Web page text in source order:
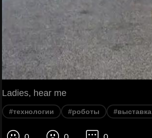
Ladies, hear me
#технологии #роботы #выставка